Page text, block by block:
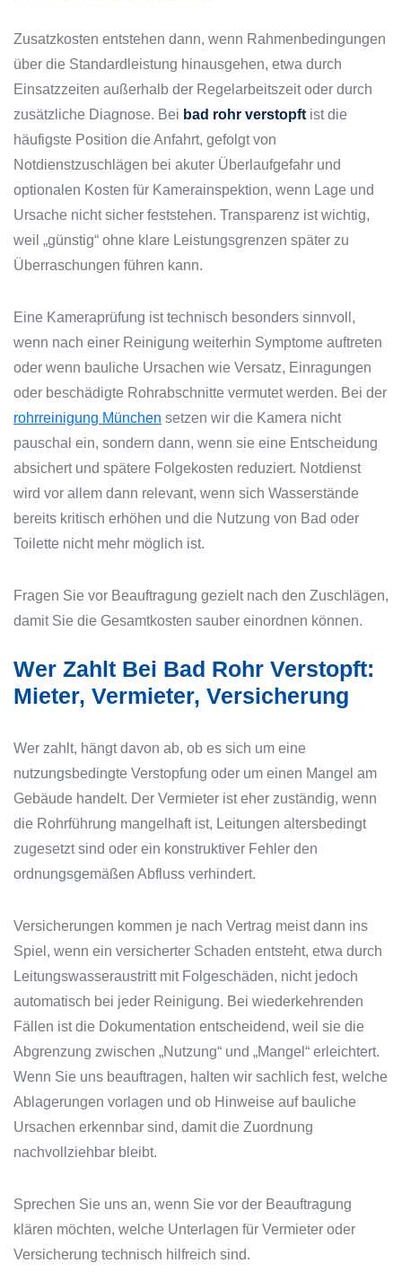
Zusatzkosten entstehen dann, wenn Rahmenbedingungen
über die Standardleistung hinausgehen, etwa durch
Einsatzzeiten außerhalb der Regelarbeitszeit oder durch
zusätzliche Diagnose. Bei bad rohr verstopft ist die
häufigste Position die Anfahrt, gefolgt von
Notdienstzuschlägen bei akuter Überlaufgefahr und
optionalen Kosten für Kamerainspektion, wenn Lage und
Ursache nicht sicher feststehen. Transparenz ist wichtig,
weil „günstig“ ohne klare Leistungsgrenzen später zu
Überraschungen führen kann.
Eine Kameraprüfung ist technisch besonders sinnvoll,
wenn nach einer Reinigung weiterhin Symptome auftreten
oder wenn bauliche Ursachen wie Versatz, Einragungen
oder beschädigte Rohrabschnitte vermutet werden. Bei der
rohrreinigung München setzen wir die Kamera nicht
pauschal ein, sondern dann, wenn sie eine Entscheidung
absichert und spätere Folgekosten reduziert. Notdienst
wird vor allem dann relevant, wenn sich Wasserstände
bereits kritisch erhöhen und die Nutzung von Bad oder
Toilette nicht mehr möglich ist.
Fragen Sie vor Beauftragung gezielt nach den Zuschlägen,
damit Sie die Gesamtkosten sauber einordnen können.
Wer Zahlt Bei Bad Rohr Verstopft:
Mieter, Vermieter, Versicherung
Wer zahlt, hängt davon ab, ob es sich um eine
nutzungsbedingte Verstopfung oder um einen Mangel am
Gebäude handelt. Der Vermieter ist eher zuständig, wenn
die Rohrführung mangelhaft ist, Leitungen altersbedingt
zugesetzt sind oder ein konstruktiver Fehler den
ordnungsgemäßen Abfluss verhindert.
Versicherungen kommen je nach Vertrag meist dann ins
Spiel, wenn ein versicherter Schaden entsteht, etwa durch
Leitungswasseraustritt mit Folgeschäden, nicht jedoch
automatisch bei jeder Reinigung. Bei wiederkehrenden
Fällen ist die Dokumentation entscheidend, weil sie die
Abgrenzung zwischen „Nutzung“ und „Mangel“ erleichtert.
Wenn Sie uns beauftragen, halten wir sachlich fest, welche
Ablagerungen vorlagen und ob Hinweise auf bauliche
Ursachen erkennbar sind, damit die Zuordnung
nachvollziehbar bleibt.
Sprechen Sie uns an, wenn Sie vor der Beauftragung
klären möchten, welche Unterlagen für Vermieter oder
Versicherung technisch hilfreich sind.